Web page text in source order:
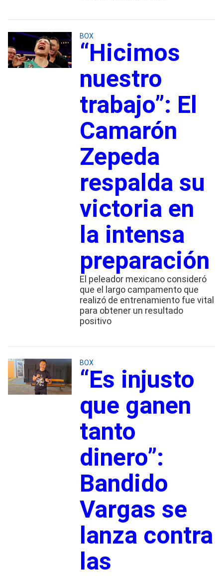
BOX
“Hicimos
nuestro
trabajo”: El
Camarón
Zepeda
respalda su
victoria en
la intensa
preparación
El peleador mexicano consideró
que el largo campamento que
realizó de entrenamiento fue vital
para obtener un resultado
positivo
BOX
“Es injusto
que ganen
tanto
dinero”:
Bandido
Vargas se
lanza contra
las